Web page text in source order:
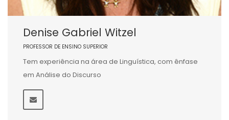
Denise Gabriel Witzel
PROFESSOR DE ENSINO SUPERIOR
Tem experiência na área de Linguística, com ênfase
em Análise do Discurso